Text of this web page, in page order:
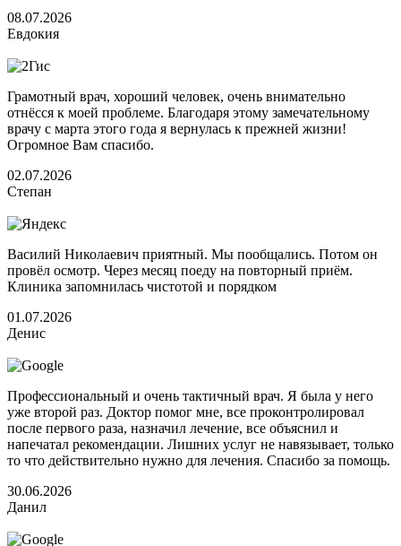
08.07.2026
Евдокия
Грамотный врач, хороший человек, очень внимательно
отнёсся к моей проблеме. Благодаря этому замечательному
врачу с марта этого года я вернулась к прежней жизни!
Огромное Вам спасибо.
02.07.2026
Степан
Василий Николаевич приятный. Мы пообщались. Потом он
провёл осмотр. Через месяц поеду на повторный приём.
Клиника запомнилась чистотой и порядком
01.07.2026
Денис
Профессиональный и очень тактичный врач. Я была у него
уже второй раз. Доктор помог мне, все проконтролировал
после первого раза, назначил лечение, все объяснил и
напечатал рекомендации. Лишних услуг не навязывает, только
то что действительно нужно для лечения. Спасибо за помощь.
30.06.2026
Данил